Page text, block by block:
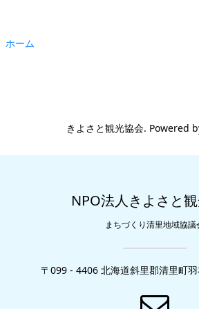
ホーム
きよさと観光協会. Powered
NPO法人きよさと
まちづくり清里地域協議
〒099 - 4406 北海道斜里郡清里町